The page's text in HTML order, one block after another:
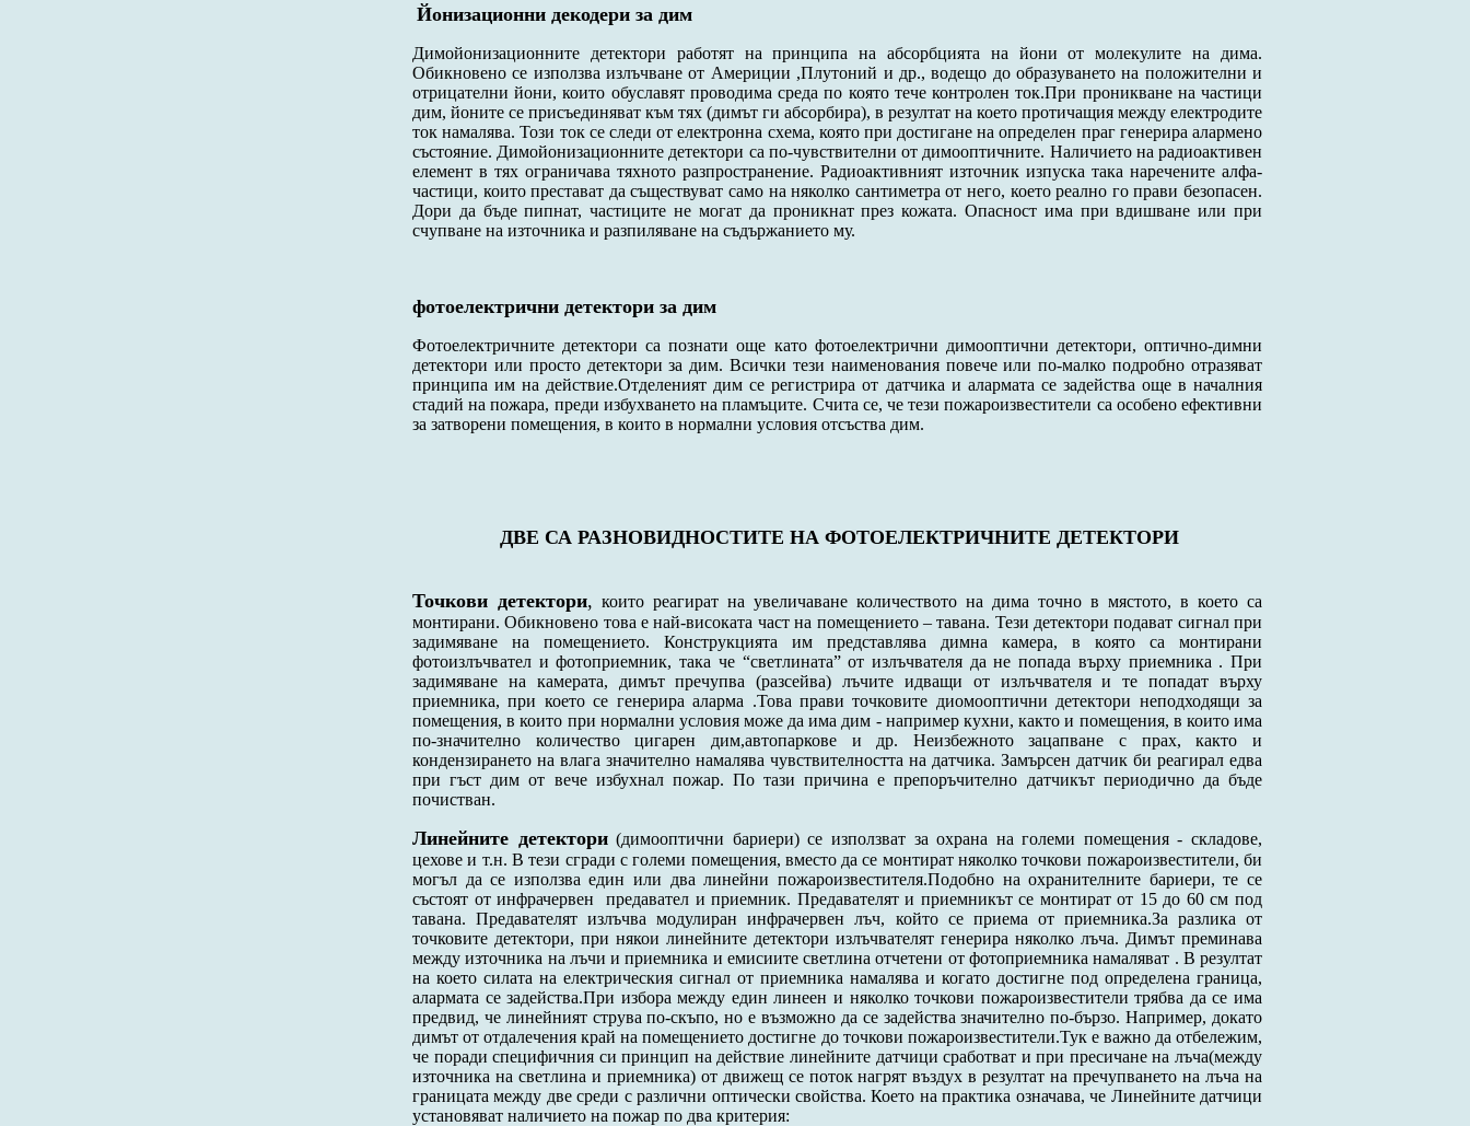
Йонизационни декодери за дим
Димойонизационните детектори работят на принципа на абсорбцията на йони от молекулите на дима.
Обикновено се използва излъчване от Америции ,Плутоний и др., водещо до образуването на положителни и
отрицателни йони, които обуславят проводима среда по която тече контролен ток.При проникване на частици
дим, йоните се присъединяват към тях (димът ги абсорбира), в резултат на което протичащия между електродите
ток намалява. Този ток се следи от електронна схема, която при достигане на определен праг генерира алармено
състояние. Димойонизационните детектори са по-чувствителни от димооптичните. Наличието на радиоактивен
елемент в тях ограничава тяхното разпространение. Радиоактивният източник изпуска така наречените алфа-
частици, които престават да съществуват само на няколко сантиметра от него, което реално го прави безопасен.
Дори да бъде пипнат, частиците не могат да проникнат през кожата. Опасност има при вдишване или при
счупване на източника и разпиляване на съдържанието му.
фотоелектрични детектори за дим
Фотоелектричните детектори са познати още като фотоелектрични димооптични детектори, оптично-димни
детектори или просто детектори за дим. Всички тези наименования повече или по-малко подробно отразяват
принципа им на действие.Отделеният дим се регистрира от датчика и алармата се задейства още в началния
стадий на пожара, преди избухването на пламъците. Счита се, че тези пожароизвестители са особено ефективни
за затворени помещения, в които в нормални условия отсъства дим.
ДВЕ СА РАЗНОВИДНОСТИТЕ НА ФОТОЕЛЕКТРИЧНИТЕ ДЕТЕКТОРИ
Точкови детектори, които реагират на увеличаване количеството на дима точно в мястото, в което са
монтирани. Обикновено това е най-високата част на помещението – тавана. Тези детектори подават сигнал при
задимяване на помещението. Конструкцията им представлява димна камера, в която са монтирани
фотоизлъчвател и фотоприемник, така че “светлината” от излъчвателя да не попада върху приемника . При
задимяване на камерата, димът пречупва (разсейва) лъчите идващи от излъчвателя и те попадат върху
приемника, при което се генерира аларма .Това прави точковите диомооптични детектори неподходящи за
помещения, в които при нормални условия може да има дим - например кухни, както и помещения, в които има
по-значително количество цигарен дим,автопаркове и др. Неизбежното зацапване с прах, както и
кондензирането на влага значително намалява чувствителността на датчика. Замърсен датчик би реагирал едва
при гъст дим от вече избухнал пожар. По тази причина е препоръчително датчикът периодично да бъде
почистван.
Линейните детектори(димооптични бариери) се използват за охрана на големи помещения - складове,
цехове и т.н. В тези сгради с големи помещения, вместо да се монтират няколко точкови пожароизвестители, би
могъл да се използва един или два линейни пожароизвестителя.Подобно на охранителните бариери, те се
състоят от инфрачервен предавател и приемник. Предавателят и приемникът се монтират от 15 до 60 см под
тавана. Предавателят излъчва модулиран инфрачервен лъч, който се приема от приемника.За разлика от
точковите детектори, при някои линейните детектори излъчвателят генерира няколко лъча. Димът преминава
между източника на лъчи и приемника и емисиите светлина отчетени от фотоприемника намаляват . В резултат
на което силата на електрическия сигнал от приемника намалява и когато достигне под определена граница,
алармата се задейства.При избора между един линеен и няколко точкови пожароизвестители трябва да се има
предвид, че линейният струва по-скъпо, но е възможно да се задейства значително по-бързо. Например, докато
димът от отдалечения край на помещението достигне до точкови пожароизвестители.Тук е важно да отбележим,
че поради специфичния си принцип на действие линейните датчици сработват и при пресичане на лъча(между
източника на светлина и приемника) от движещ се поток нагрят въздух в резултат на пречупването на лъча на
границата между две среди с различни оптически свойства. Което на практика означава, че Линейните датчици
установяват наличието на пожар по два критерия: